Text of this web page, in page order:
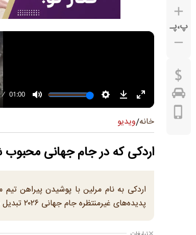
پ،پـ
خانه/ویدیو
اردکی که در جام جهانی
اردکی به نام مرلین با پوشیدن پیراهن
پدیده‌های غیرمنتظره جام جهانی ۲۰۲۶ تبدیل شده و ویدئوهایش میلیون‌ها بازدید در شبکه‌های اجتماعی به دست آورده است.